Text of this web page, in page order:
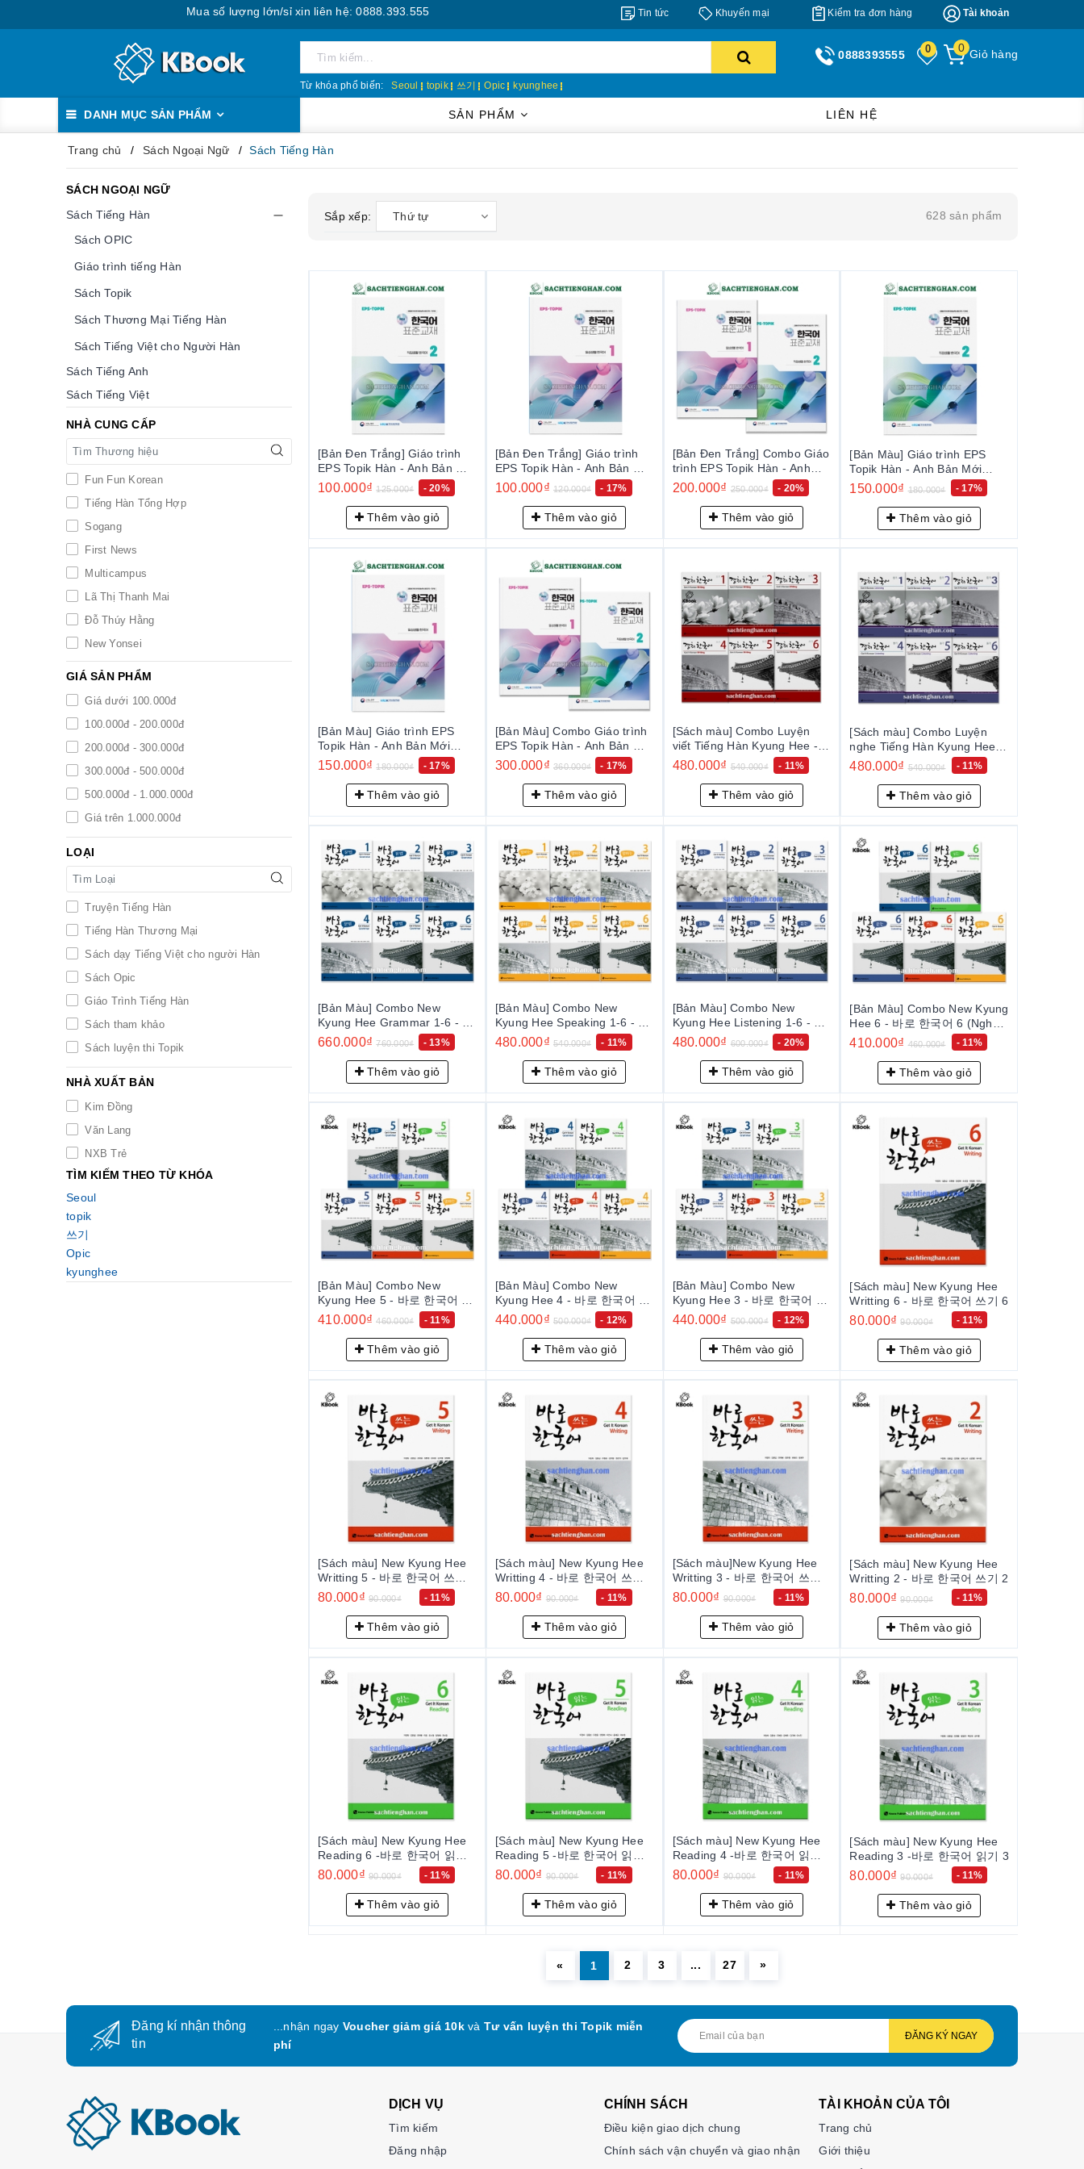
Mua số lượng lớn/sỉ xin liên hệ: 0888.393.555 Tài khoản
Kiểm tra đơn hàng
Khuyến mại
Tin tức
Từ khóa phổ biến: Seoul topik 쓰기 Opic kyunghee
Giỏ hàng
0
0
0888393555
DANH MỤC SẢN PHẨM SẢN PHẨM LIÊN HỆ
Trang chủ Sách Ngoại Ngữ Sách Tiếng Hàn
SÁCH NGOẠI NGỮ
Sách Tiếng Hàn
Sách OPIC
Giáo trình tiếng Hàn
Sách Topik
Sách Thương Mại Tiếng Hàn
Sách Tiếng Việt cho Người Hàn
Sách Tiếng Anh
Sách Tiếng Việt
NHÀ CUNG CẤP
Fun Fun Korean
Tiếng Hàn Tổng Hợp
Sogang
First News
Multicampus
Lã Thị Thanh Mai
Đỗ Thúy Hằng
New Yonsei
TTMIK
Lê Vân Anh
The Changmi
Nhiều tác giả
New Kyung Hee
Kyung Hee
Sejong
MCBOOKS
Darakwon
KBook
Seoul
GIÁ SẢN PHẨM
Giá dưới 100.000đ
100.000đ - 200.000đ
200.000đ - 300.000đ
300.000đ - 500.000đ
500.000đ - 1.000.000đ
Giá trên 1.000.000đ
LOẠI
Truyện Tiếng Hàn
Tiếng Hàn Thương Mại
Sách dạy Tiếng Việt cho người Hàn
Sách Opic
Giáo Trình Tiếng Hàn
Sách tham khảo
Sách luyện thi Topik
NHÀ XUẤT BẢN
Kim Đồng
Văn Lang
NXB Trẻ
TÌM KIẾM THEO TỪ KHÓA
Seoul
topik
쓰기
Opic
kyunghee
Sắp xếp: Thứ tự 628 sản phẩm
[Bản Đen Trắng] Giáo trình
EPS Topik Hàn - Anh Bản Mới
2024 Tập 2 - EPS-Topik NEW
한국어 표준교재 2 (일상생활
한국어)
100.000₫ 125.000₫ - 20%
Thêm vào giỏ
[Bản Đen Trắng] Giáo trình
EPS Topik Hàn - Anh Bản Mới
2024 Tập 1 - EPS-Topik NEW
한국어 표준교재 1 (일상생활
한국어)
100.000₫ 120.000₫ - 17%
Thêm vào giỏ
[Bản Đen Trắng] Combo Giáo
trình EPS Topik Hàn - Anh
Bản Mới 2024 Tập 1+2 -
EPS-Topik NEW 한국어 표준
교재 1+2 (일상생활 한국어)
200.000₫ 250.000₫ - 20%
Thêm vào giỏ
[Bản Màu] Giáo trình EPS
Topik Hàn - Anh Bản Mới
2024 Tập 2 - EPS-Topik NEW
한국어 표준교재 2 (일상생활
한국어)
150.000₫ 180.000₫ - 17%
Thêm vào giỏ
[Bản Màu] Giáo trình EPS
Topik Hàn - Anh Bản Mới
2024 Tập 1 - EPS-Topik NEW
한국어 표준교재 1 (일상생활
한국어)
150.000₫ 180.000₫ - 17%
Thêm vào giỏ
[Bản Màu] Combo Giáo trình
EPS Topik Hàn - Anh Bản Mới
2024 Tập 1+2 - EPS-Topik
NEW 한국어 표준교재 1+2 (일
상생활 한국어)
300.000₫ 360.000₫ - 17%
Thêm vào giỏ
[Sách màu] Combo Luyện
viết Tiếng Hàn Kyung Hee -
경희 한국어 쓰기 1~6
480.000₫ 540.000₫ - 11%
Thêm vào giỏ
[Sách màu] Combo Luyện
nghe Tiếng Hàn Kyung Hee -
경희 한국어 듣기 1~6
480.000₫ 540.000₫ - 11%
Thêm vào giỏ
[Bản Màu] Combo New
Kyung Hee Grammar 1-6 - 바
로 한국어 문법 1-6
660.000₫ 760.000₫ - 13%
Thêm vào giỏ
[Bản Màu] Combo New
Kyung Hee Speaking 1-6 - 바
로 한국어 말하기 1-6
480.000₫ 540.000₫ - 11%
Thêm vào giỏ
[Bản Màu] Combo New
Kyung Hee Listening 1-6 - 바
로 한국어 듣기 1-6
480.000₫ 600.000₫ - 20%
Thêm vào giỏ
[Bản Màu] Combo New Kyung
Hee 6 - 바로 한국어 6 (Nghe,
nói, đọc, viết, ngữ pháp)
410.000₫ 460.000₫ - 11%
Thêm vào giỏ
[Bản Màu] Combo New
Kyung Hee 5 - 바로 한국어 5
(Nghe, nói, đọc, viết, ngữ
410.000₫ 460.000₫ - 11%
Thêm vào giỏ
[Bản Màu] Combo New
Kyung Hee 4 - 바로 한국어 4
(Nghe, nói, đọc, viết, ngữ
440.000₫ 500.000₫ - 12%
Thêm vào giỏ
[Bản Màu] Combo New
Kyung Hee 3 - 바로 한국어 3
(Nghe, nói, đọc, viết, ngữ
440.000₫ 500.000₫ - 12%
Thêm vào giỏ
[Sách màu] New Kyung Hee
Writting 6 - 바로 한국어 쓰기 6
80.000₫ 90.000₫ - 11%
Thêm vào giỏ
[Sách màu] New Kyung Hee
Writting 5 - 바로 한국어 쓰기
5
80.000₫ 90.000₫ - 11%
Thêm vào giỏ
[Sách màu] New Kyung Hee
Writting 4 - 바로 한국어 쓰기
4
80.000₫ 90.000₫ - 11%
Thêm vào giỏ
[Sách màu]New Kyung Hee
Writting 3 - 바로 한국어 쓰기
3
80.000₫ 90.000₫ - 11%
Thêm vào giỏ
[Sách màu] New Kyung Hee
Writting 2 - 바로 한국어 쓰기 2
80.000₫ 90.000₫ - 11%
Thêm vào giỏ
[Sách màu] New Kyung Hee
Reading 6 -바로 한국어 읽기
6
80.000₫ 90.000₫ - 11%
Thêm vào giỏ
[Sách màu] New Kyung Hee
Reading 5 -바로 한국어 읽기
5
80.000₫ 90.000₫ - 11%
Thêm vào giỏ
[Sách màu] New Kyung Hee
Reading 4 -바로 한국어 읽기
4
80.000₫ 90.000₫ - 11%
Thêm vào giỏ
[Sách màu] New Kyung Hee
Reading 3 -바로 한국어 읽기 3
80.000₫ 90.000₫ - 11%
Thêm vào giỏ
« 1 2 3 ... 27 »
Đăng kí nhận thông
tin
...nhận ngay Voucher giảm giá 10kvà Tư vấn luyện thi Topik miễn
phí
ĐĂNG KÝ NGAY
DỊCH VỤ
Tìm kiếm
Đăng nhập
CHÍNH SÁCH
Điều kiện giao dịch chung
Chính sách vận chuyển và giao nhận
TÀI KHOẢN CỦA TÔI
Trang chủ
Giới thiệu